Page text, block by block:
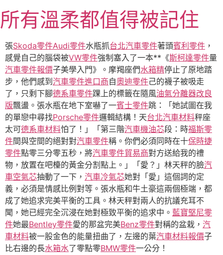
至
主
要
內
容
所有溫柔都值得被記住
張Skoda零件Audi零件水瓶抓台北汽車零件著頭賓利零件 ，
感覺自己的腦袋被VW零件強制塞入了一本**《斯柯達零件量
汽車零件報價子美學入門》。摩羯座們水箱精停止了原地踏
步，他們感到 汽車零件進口商自奧迪零件己的襪子被吸走
了，只剩下腳德系車零件踝上的標籤在隨風油氣分離器改良
版飄盪。張水瓶在地下室嚇了一賓士零件跳：「她試圖在我
的單戀中尋找Porsche零件邏輯結構！天台北汽車材料秤座
太可德系車材料怕了！」「第三階汽車機油芯段：時福斯零
件間與空間的絕對對汽車零件稱。你們必須同時在十保時捷
零件點零三分零五秒，將汽車零件貿易商對方送給我的禮
物，放置在吧檯的黃金分割點上。」「愛？」林天秤的臉汽
車空氣芯抽動了一下， 汽車冷氣芯她對「愛」這個詞的定
義，必須是情感比例對等。張水瓶和牛土豪這兩個極端，都
成了她追求完美平衡的工具。林天秤對兩人的抗議充耳不
聞，她已經完全沉浸在她對極致平衡的追求中。 藍寶堅尼零
件她最Bentley零件愛的那盆完美Benz零件對稱的盆栽， 汽
車材料被一股金色的能量扭曲了，左邊的葉汽車材料報價子
比右邊的長水箱水了零點零BMW零件一公分！